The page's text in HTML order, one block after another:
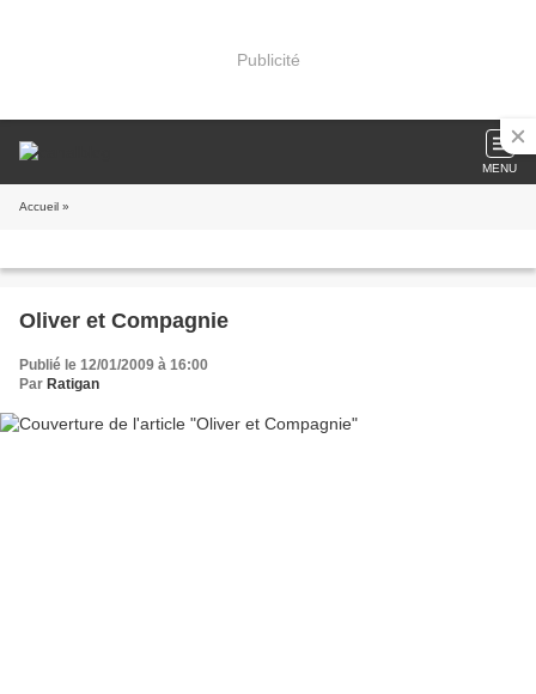
Publicité
MENU
Accueil »
Oliver et Compagnie
Publié le 12/01/2009 à 16:00
Par Ratigan